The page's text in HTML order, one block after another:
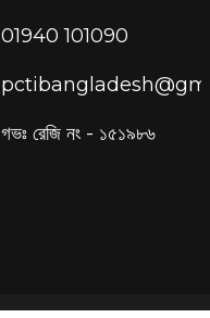
‪01940 101090
গভঃ রেজি নং - ১৫১৯৮৬